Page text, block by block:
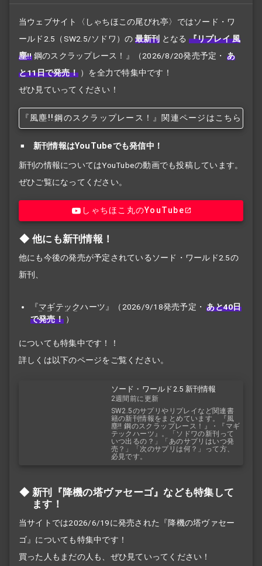
当ウェブサイト〈しゃちほこの尾びれ亭〉ではソード・ワ
ールド2.5（SW2.5/ソドワ）の 最新刊 となる 『リプレイ 風
塵!! 鋼のスクラップレース！』 （2026/8/20発売予定・ あ
と11日で発売！ ）を全力で特集中です！
ぜひ見ていってください！
『風塵!! 鋼のスクラップレース！』関連ページはこちら
新刊情報はYouTubeでも発信中！
新刊の情報についてはYouTubeの動画でも投稿しています。
ぜひご覧になってください。
しゃちほこ丸のYouTube
他にも新刊情報！
他にも今後の発売が予定されているソード・ワールド2.5の
新刊、
『マギテックハーツ』（2026/9/18発売予定・ あと40日
で発売！ ）
についても特集中です！！
詳しくは以下のページをご覧ください。
ソード・ワールド2.5 新刊情報
2週間前に更新
SW2.5のサプリやリプレイなど関連書
籍の新刊情報をまとめています。『風
塵!! 鋼のスクラップレース！』・『マギ
テックハーツ』。「ソドワの新刊って
いつ出るの？」「あのサプリはいつ発
売？」「次のサプリは何？」って方、
必見です。
新刊『降機の塔ヴァセーゴ』なども特集して
ます！
当サイトでは2026/6/19に発売された『降機の塔ヴァセー
ゴ』についても特集中です！
買った人もまだの人も、ぜひ見ていってください！